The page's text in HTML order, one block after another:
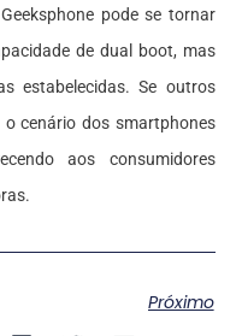
pode se tornar
de dual boot, mas
estabelecidas. Se outros
o cenário dos smartphones
aos consumidores
Próximo